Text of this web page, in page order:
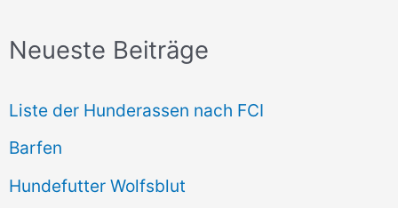
h
n
n
a
Neueste Beiträge
Liste der Hunderassen nach FCI
Barfen
Hundefutter Wolfsblut